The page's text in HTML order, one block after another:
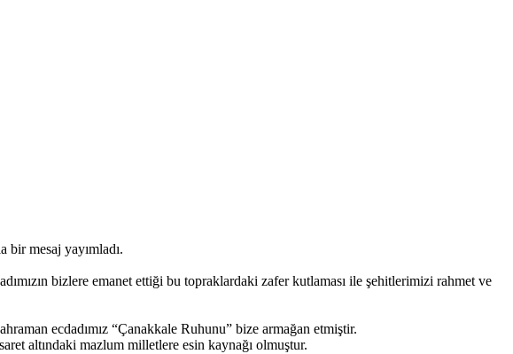
mesaj yayımladı.
bizlere emanet ettiği bu topraklardaki zafer kutlaması ile şehitlerimizi rahmet ve
kahraman ecdadımız “Çanakkale Ruhunu” bize armağan etmiştir.
altındaki mazlum milletlere esin kaynağı olmuştur.